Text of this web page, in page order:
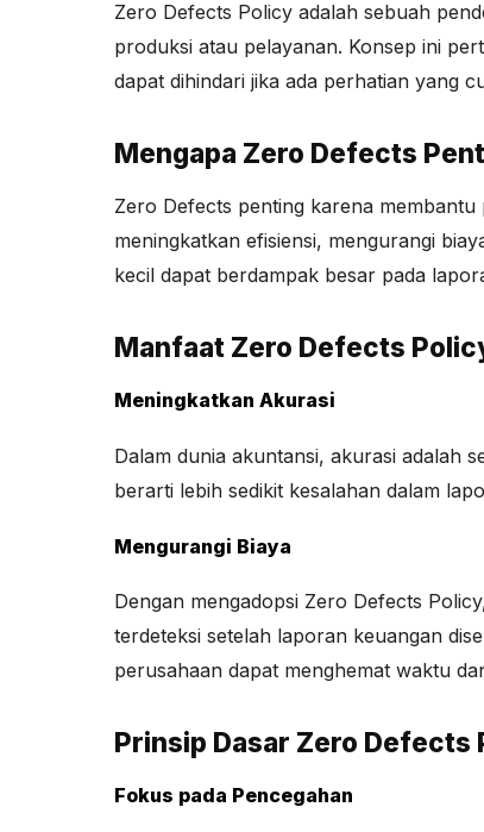
Zero Defects Policy adalah sebuah
produksi atau pelayanan. Konsep ini
dapat dihindari jika ada perhatian yang
Mengapa Zero Defects
Zero Defects penting karena
meningkatkan efisiensi, mengurangi
kecil dapat berdampak besar pada
Manfaat Zero Defects
Meningkatkan Akurasi
Dalam dunia akuntansi, akurasi adalah
berarti lebih sedikit kesalahan dalam
Mengurangi Biaya
Dengan mengadopsi Zero Defects
terdeteksi setelah laporan keuangan
perusahaan dapat menghemat waktu
Prinsip Dasar Zero Defects
Fokus pada Pencegahan